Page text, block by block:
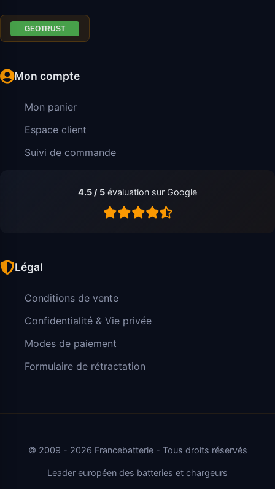
Mon compte
Mon panier
Espace client
Suivi de commande
4.5 / 5 évaluation sur Google
Légal
Conditions de vente
Confidentialité & Vie privée
Modes de paiement
Formulaire de rétractation
© 2009 - 2026 Francebatterie - Tous droits réservés
Leader européen des batteries et chargeurs